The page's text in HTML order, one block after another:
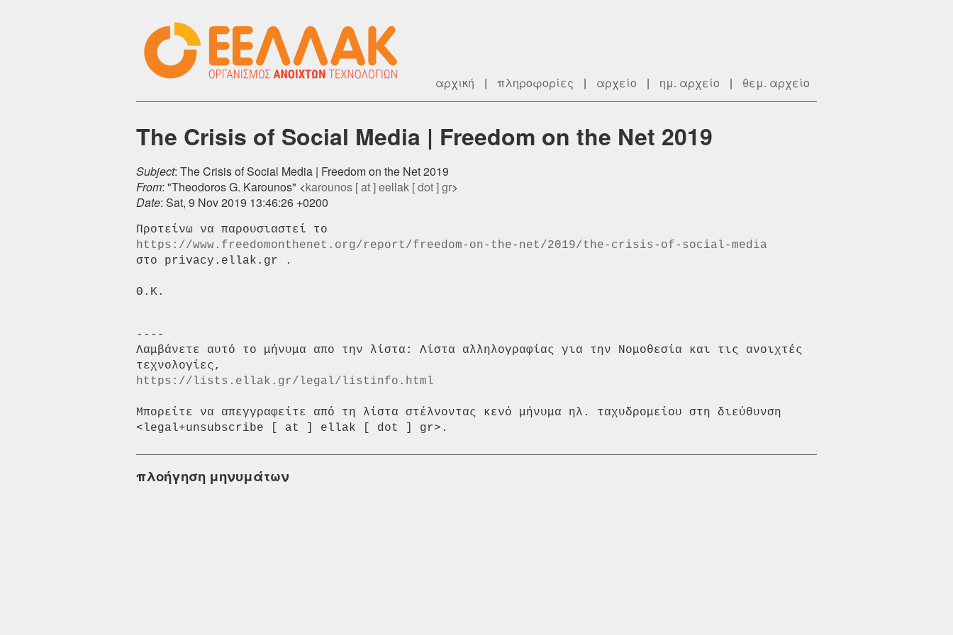
αρχική | πληροφορίες | αρχείο | ημ. αρχείο | θεμ. αρχείο
The Crisis of Social Media | Freedom on the Net 2019
Subject: The Crisis of Social Media | Freedom on the Net 2019
From: "Theodoros G. Karounos" <karounos [ at ] eellak [ dot ] gr>
Date: Sat, 9 Nov 2019 13:46:26 +0200
https://www.freedomonthenet.org/report/freedom-on-the-net/2019/the-crisis-of-social-media
στο privacy.ellak.gr .
----
Λαμβάνετε αυτό το μήνυμα απο την λίστα: Λίστα αλληλογραφίας για την Νομοθεσία και τις ανοιχτές
https://lists.ellak.gr/legal/listinfo.html
Μπορείτε να απεγγραφείτε από τη λίστα στέλνοντας κενό μήνυμα ηλ. ταχυδρομείου στη διεύθυνση
πλοήγηση μηνυμάτων